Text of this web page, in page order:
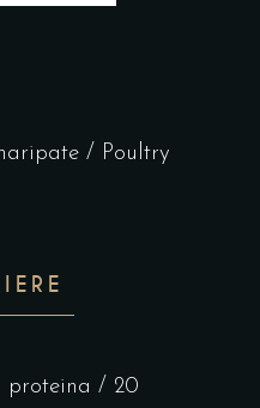
/ Poultry
proteina / 20